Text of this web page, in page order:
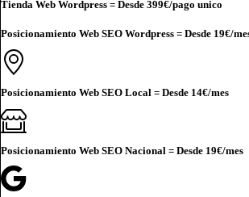
Tienda Web Wordpress = Desde 399€/pago unico
Posicionamiento Web SEO Wordpress = Desde 19€/
Posicionamiento Web SEO Local = Desde 14€/mes
Posicionamiento Web SEO Nacional = Desde 19€/mes